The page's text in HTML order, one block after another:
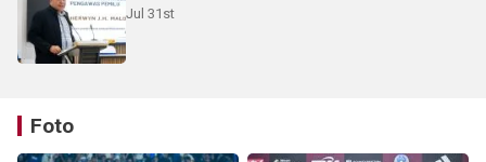
Jul 31st
Foto